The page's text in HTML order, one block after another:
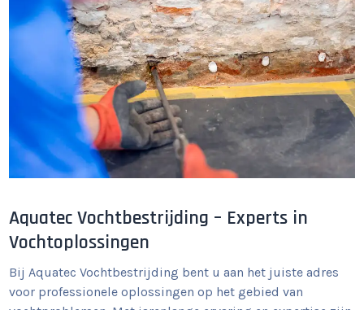
Aquatec Vochtbestrijding – Experts in
Vochtoplossingen
Bij Aquatec Vochtbestrijding bent u aan het juiste adres
voor professionele oplossingen op het gebied van